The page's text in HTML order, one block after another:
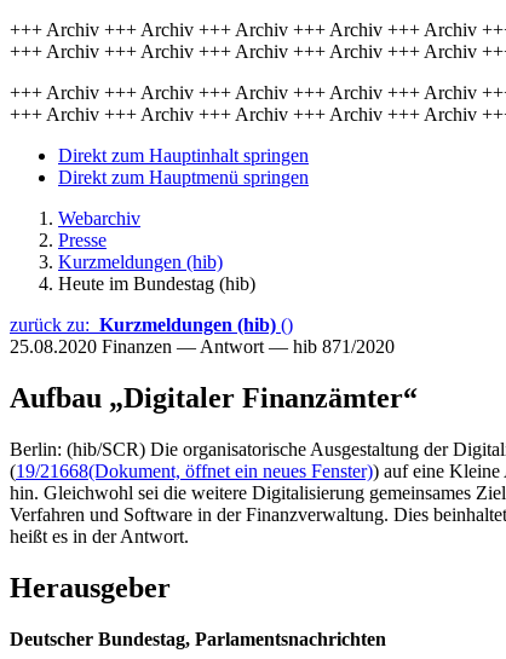
+++ Archiv +++ Archiv +++ Archiv +++ Archiv +++ Archiv
+++ Archiv +++ Archiv +++ Archiv +++ Archiv +++ Archiv
+++ Archiv +++ Archiv +++ Archiv +++ Archiv +++ Archiv
+++ Archiv +++ Archiv +++ Archiv +++ Archiv +++ Archiv
Direkt zum Hauptinhalt springen
Direkt zum Hauptmenü springen
Webarchiv
Presse
Kurzmeldungen (hib)
Heute im Bundestag (hib)
zurück zu: Kurzmeldungen (hib) ()
25.08.2020 Finanzen — Antwort — hib 871/2020
Aufbau „Digitaler Finanzämter“
Berlin: (hib/SCR) Die organisatorische Ausgestaltung der
(19/21668(Dokument, öffnet ein neues Fenster)) auf eine
hin. Gleichwohl sei die weitere Digitalisierung gemeinsames
Verfahren und Software in der Finanzverwaltung. Dies
heißt es in der Antwort.
Herausgeber
Deutscher Bundestag, Parlamentsnachrichten